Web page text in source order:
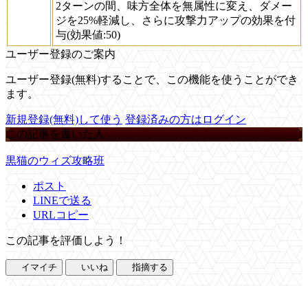
2ターンの間、味方全体を無属性に変え、ダメー
ジを25%軽減し、さらに攻撃力アップの効果を付
与(効果値:50)
ユーザー登録のご案内
ユーザー登録(無料)することで、この機能を使うことができ
ます。
新規登録(無料)して使う 登録済みの方はログイン
この記事を書いた人
黒猫のウィズ攻略班
ポスト
LINEで送る
URLコピー
この記事を評価しよう！
イマイチ いいね 指摘する